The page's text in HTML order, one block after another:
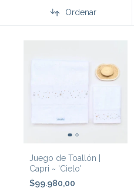
Ordenar
Juego de Toallón |
Capri ~ 'Cielo'
$99.980,00